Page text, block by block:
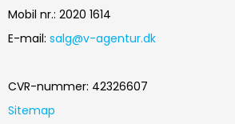
Mobil nr.: 2020 1614
E-mail: salg@v-agentur.dk
CVR-nummer: 42326607
Sitemap